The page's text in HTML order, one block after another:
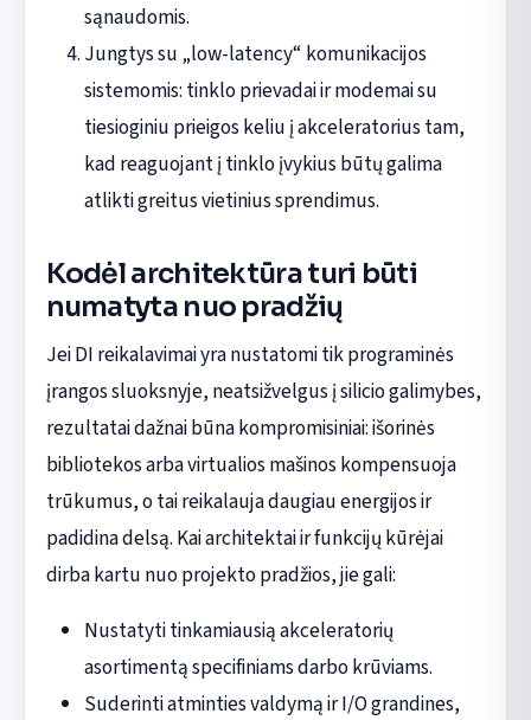
sąnaudomis.
Jungtys su „low-latency“ komunikacijos
sistemomis: tinklo prievadai ir modemai su
tiesioginiu prieigos keliu į akceleratorius tam,
kad reaguojant į tinklo įvykius būtų galima
atlikti greitus vietinius sprendimus.
Kodėl architektūra turi būti
numatyta nuo pradžių
Jei DI reikalavimai yra nustatomi tik programinės
įrangos sluoksnyje, neatsižvelgus į silicio galimybes,
rezultatai dažnai būna kompromisiniai: išorinės
bibliotekos arba virtualios mašinos kompensuoja
trūkumus, o tai reikalauja daugiau energijos ir
padidina delsą. Kai architektai ir funkcijų kūrėjai
dirba kartu nuo projekto pradžios, jie gali:
Nustatyti tinkamiausią akceleratorių
asortimentą specifiniams darbo krūviams.
Suderinti atminties valdymą ir I/O grandines,